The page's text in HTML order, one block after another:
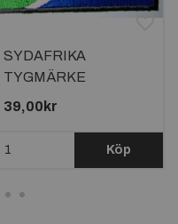
SYDAFRIKA
TYGMÄRKE
65x38mm
39,00kr
Köp